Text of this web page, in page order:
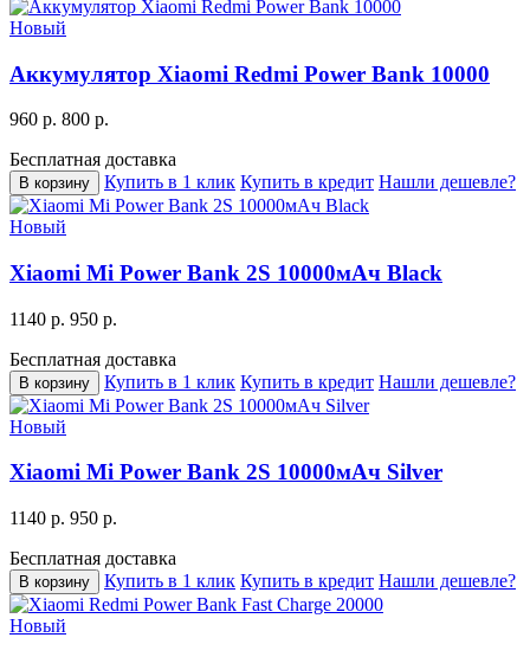
Новый
Аккумулятор Xiaomi Redmi Power Bank 10000
960 р. 800 р.
Бесплатная доставка
В корзину Купить в 1 клик Купить в кредит Нашли дешевле?
Новый
Xiaomi Mi Power Bank 2S 10000мАч Black
1140 р. 950 р.
Бесплатная доставка
В корзину Купить в 1 клик Купить в кредит Нашли дешевле?
Новый
Xiaomi Mi Power Bank 2S 10000мАч Silver
1140 р. 950 р.
Бесплатная доставка
В корзину Купить в 1 клик Купить в кредит Нашли дешевле?
Новый